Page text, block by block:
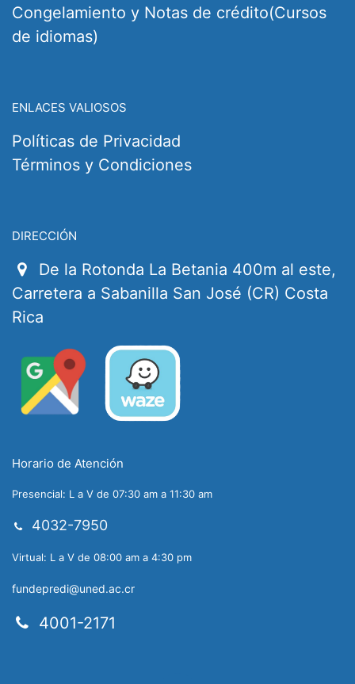
Congelamiento y Notas de crédito(Cursos
de idiomas)
ENLACES VALIOSOS
Políticas de Privacidad
Términos y Condiciones
DIRECCIÓN
De la Rotonda La Betania 400m al este,
Carretera a Sabanilla San José (CR) Costa
Rica
Horario de Atención
Presencial: L a V de 07:30 am a 11:30 am
4032-7950
Virtual: L a V de 08:00 am a 4:30 pm
fundepredi@uned.ac.cr
4001-2171